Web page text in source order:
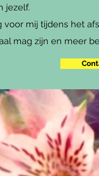
jezelf.
mij tijdens het
mag zijn en meer